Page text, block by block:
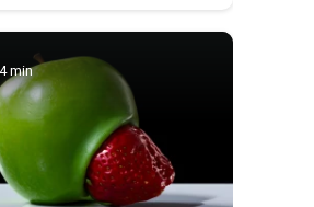
min